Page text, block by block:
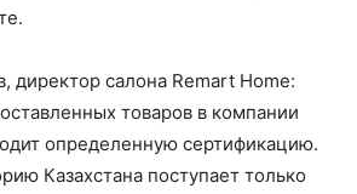
директор салона Remart Home:
товаров в компании
определенную сертификацию.
Казахстана поступает только